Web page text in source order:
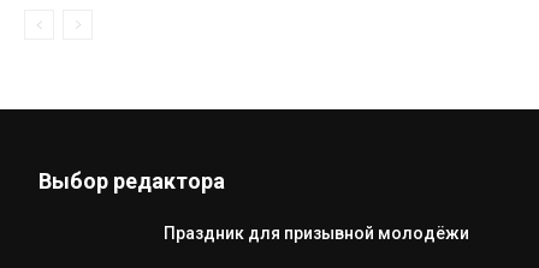
Выбор редактора
Праздник для призывной молодёжи